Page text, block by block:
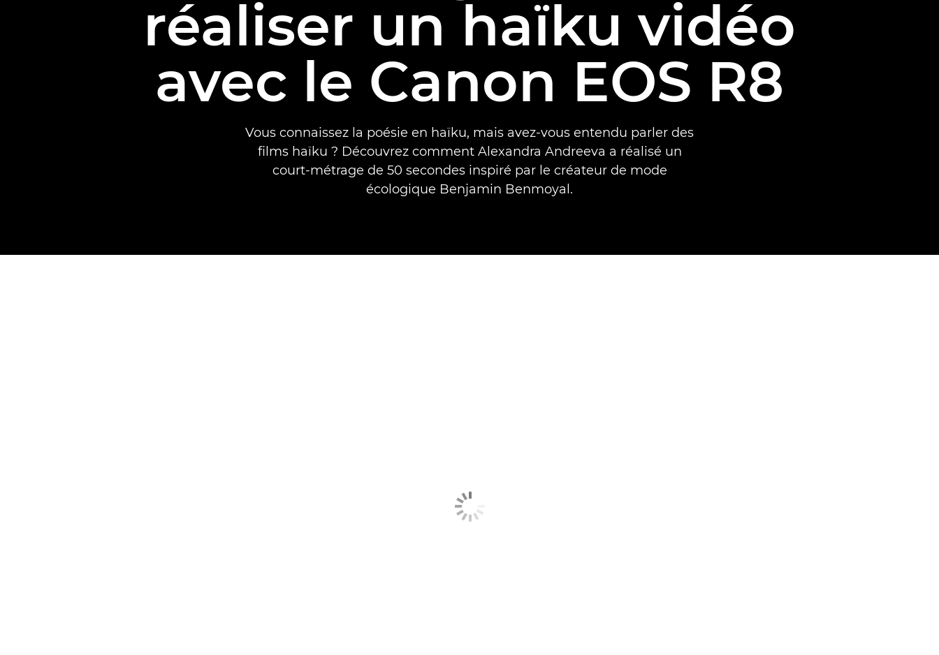
réaliser un haïku vidéo
avec le Canon EOS R8
Vous connaissez la poésie en haïku, mais avez-vous entendu parler des
films haïku ? Découvrez comment Alexandra Andreeva a réalisé un
court-métrage de 50 secondes inspiré par le créateur de mode
écologique Benjamin Benmoyal.